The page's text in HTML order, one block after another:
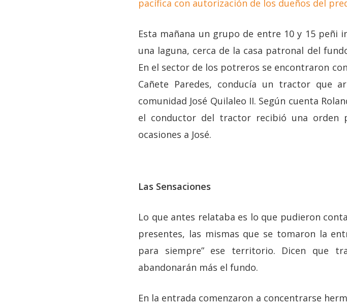
pacífica con autorización de los dueños del
Esta mañana un grupo de entre 10 y 15 peñi
una laguna, cerca de la casa patronal del
En el sector de los potreros se encontraron
Cañete Paredes, conducía un tractor que
comunidad José Quilaleo II. Según cuenta
el conductor del tractor recibió una
ocasiones a José.
Las Sensaciones
Lo que antes relataba es lo que pudieron
presentes, las mismas que se tomaron la
para siempre” ese territorio. Dicen que
abandonarán más el fundo.
En la entrada comenzaron a concentrarse